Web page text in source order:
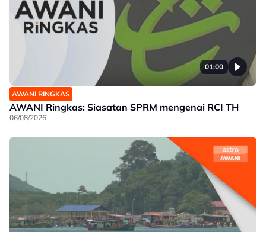
01:00
AWANI RINGKAS
AWANI Ringkas: Siasatan SPRM mengenai RCI TH
06/08/2026